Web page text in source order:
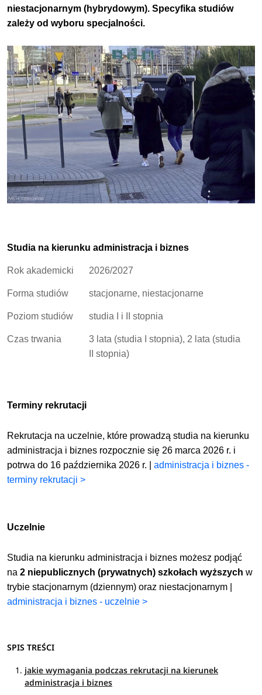
niestacjonarnym (hybrydowym).Specyfika studiów
zależy od wyboru specjalności.
Studia na kierunku administracja i biznes
Rok akademicki 2026/2027
Forma studiów stacjonarne, niestacjonarne
Poziom studiów studia I i II stopnia
Czas trwania
3 lata (studia I stopnia), 2 lata (studia
II stopnia)
Terminy rekrutacji
Rekrutacja na uczelnie, które prowadzą studia na kierunku
administracja i biznes rozpocznie się 26 marca 2026 r. i
potrwa do 16 października 2026 r. |administracja i biznes -
terminy rekrutacji >
Uczelnie
Studia na kierunku administracja i biznes możesz podjąć
na2 niepublicznych (prywatnych) szkołach wyższych w
trybie stacjonarnym (dziennym) oraz niestacjonarnym |
administracja i biznes - uczelnie >
SPIS TREŚCI
jakie wymagania podczas rekrutacji na kierunek
administracja i biznes